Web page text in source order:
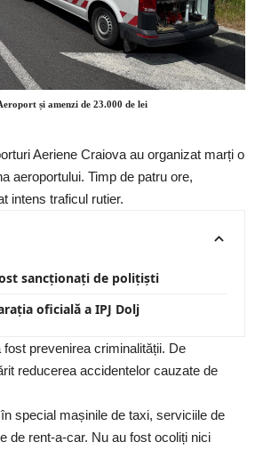
și amenzi de 23.000 de lei
Aeriene Craiova au organizat marți o
aeroportului. Timp de patru ore,
intens traficul rutier.
sancționați de polițiști
oficială a IPJ Dolj
prevenirea criminalității. De
reducerea accidentelor cauzate de
special mașinile de taxi, serviciile de
de rent-a-car. Nu au fost ocoliți nici